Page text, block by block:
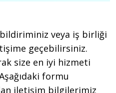
veya iş birliği
geçebilirsiniz.
size en iyi hizmeti
formu
iletişim bilgilerimiz